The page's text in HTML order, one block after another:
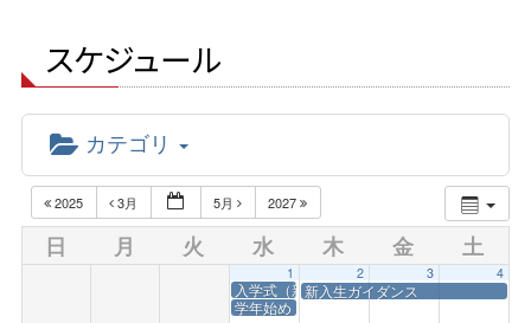
スケジュール
カテゴリ
2025 3月 5月 2027
日 月 火 水 木 金 土
1
入学式（新1年次書類交付）
学年始め
2
新入生ガイダンス
3 4